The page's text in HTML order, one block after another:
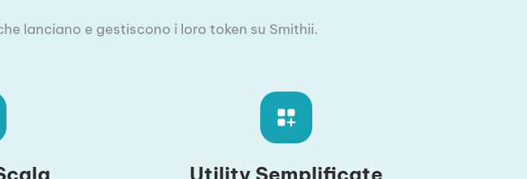
lanciano e gestiscono i loro token su Smithii.
Utility Semplificate